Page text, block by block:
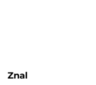
Znal